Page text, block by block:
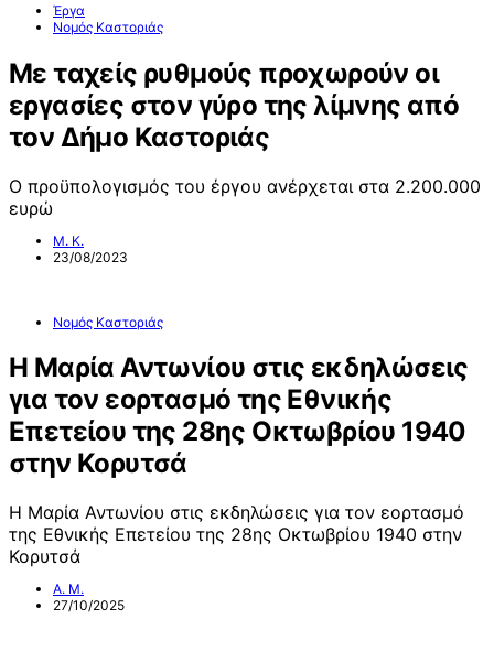
Έργα
Νομός Καστοριάς
Με ταχείς ρυθμούς προχωρούν οι
εργασίες στον γύρο της λίμνης από
τον Δήμο Καστοριάς
Ο προϋπολογισμός του έργου ανέρχεται στα 2.200.000
ευρώ
Μ. Κ.
23/08/2023
Νομός Καστοριάς
Η Μαρία Αντωνίου στις εκδηλώσεις
για τον εορτασμό της Εθνικής
Επετείου της 28ης Οκτωβρίου 1940
στην Κορυτσά
Η Μαρία Αντωνίου στις εκδηλώσεις για τον εορτασμό
της Εθνικής Επετείου της 28ης Οκτωβρίου 1940 στην
Κορυτσά
Α. Μ.
27/10/2025